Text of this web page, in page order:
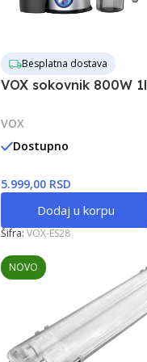
Besplatna dostava
VOX sokovnik 800W 1l
VOX
Dostupno
5.999,00 RSD
Dodaj u korpu
Šifra: VOX-ES28
NOVO